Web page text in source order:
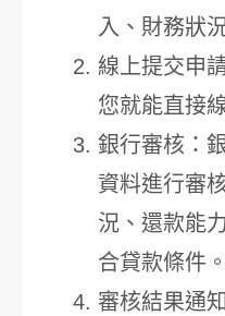
入、財務狀
線上提交申
您就能直接
銀行審核：
資料進行審
況、還款能
合貸款條件。
審核結果通